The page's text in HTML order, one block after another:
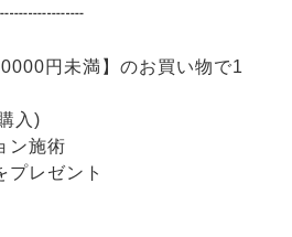
円未満】のお買い物で1
入)
ン施術
プレゼント